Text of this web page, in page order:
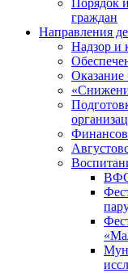
Порядок
граждан
Направления
Надзор и